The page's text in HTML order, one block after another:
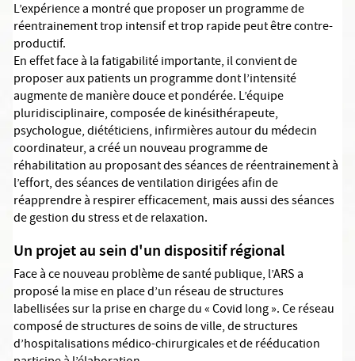
L’expérience a montré que proposer un programme de
réentrainement trop intensif et trop rapide peut être contre-
productif.
En effet face à la fatigabilité importante, il convient de
proposer aux patients un programme dont l’intensité
augmente de manière douce et pondérée. L’équipe
pluridisciplinaire, composée de kinésithérapeute,
psychologue, diététiciens, infirmières autour du médecin
coordinateur, a créé un nouveau programme de
réhabilitation au proposant des séances de réentrainement à
l’effort, des séances de ventilation dirigées afin de
réapprendre à respirer efficacement, mais aussi des séances
de gestion du stress et de relaxation.
Un projet au sein d'un dispositif régional
Face à ce nouveau problème de santé publique, l’ARS a
proposé la mise en place d’un réseau de structures
labellisées sur la prise en charge du « Covid long ». Ce réseau
composé de structures de soins de ville, de structures
d’hospitalisations médico-chirurgicales et de rééducation